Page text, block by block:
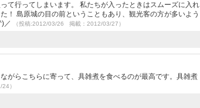
て行ってしまいます。 私たちが入ったときはスムーズに入れ
！ 島原城の目の前ということもあり、観光客の方が多いよう
／
（投稿:2012/03/26 掲載：2012/03/27）
がらこちらに寄って、具雑煮を食べるのが最高です。具雑煮
）